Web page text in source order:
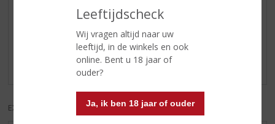
Leeftijdscheck
Wij vragen altijd naar uw
leeftijd, in de winkels en ook
online. Bent u 18 jaar of
ouder?
Ja, ik ben 18 jaar of ouder
Reviews
Schrijf een review
Er zijn nog geen reviews geplaatst voor dit product
EXCL. BTW INCL. BTW